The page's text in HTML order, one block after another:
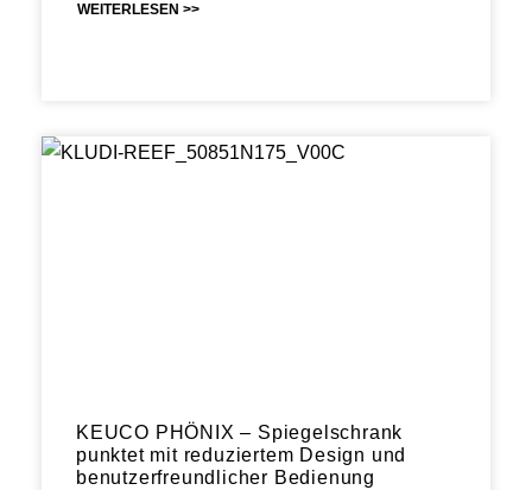
WEITERLESEN >>
KEUCO PHÖNIX – Spiegelschrank
punktet mit reduziertem Design und
benutzerfreundlicher Bedienung